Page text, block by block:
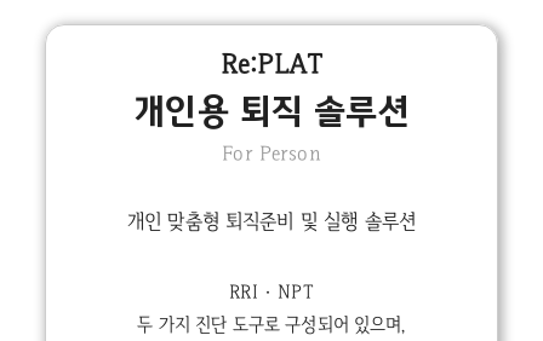
Re:PLAT
개인용 퇴직 솔루션
For Person
개인 맞춤형 퇴직준비 및 실행 솔루션
RRI · NPT
두 가지 진단 도구로 구성되어 있으며,